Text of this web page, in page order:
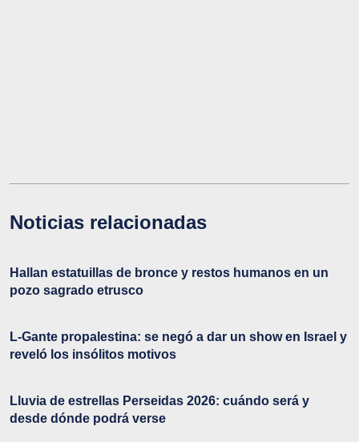
Noticias relacionadas
Hallan estatuillas de bronce y restos humanos en un
pozo sagrado etrusco
L-Gante propalestina: se negó a dar un show en Israel y
reveló los insólitos motivos
Lluvia de estrellas Perseidas 2026: cuándo será y
desde dónde podrá verse